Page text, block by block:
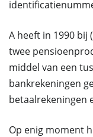
A heeft in 1990 bij
twee
middel van een
bankrekeningen
betaalrekeningen
Op enig moment